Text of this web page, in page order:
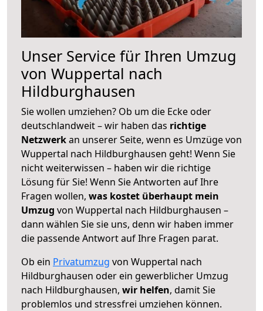
Unser Service für Ihren Umzug
von Wuppertal nach
Hildburghausen
Sie wollen umziehen? Ob um die Ecke oder
deutschlandweit – wir haben das richtige
Netzwerkan unserer Seite, wenn es Umzüge von
Wuppertal nach Hildburghausen geht! Wenn Sie
nicht weiterwissen – haben wir die richtige
Lösung für Sie! Wenn Sie Antworten auf Ihre
Fragen wollen, was kostet überhaupt mein
Umzug von Wuppertal nach Hildburghausen –
dann wählen Sie sie uns, denn wir haben immer
die passende Antwort auf Ihre Fragen parat.
Ob ein Privatumzug von Wuppertal nach
Hildburghausen oder ein gewerblicher Umzug
nach Hildburghausen, wir helfen, damit Sie
problemlos und stressfrei umziehen können.